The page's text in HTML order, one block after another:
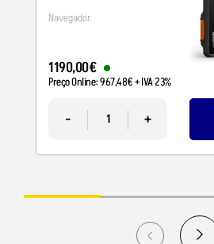
Navegador
1190,00€
Preço Online:967,48€+ IVA 23%
- +